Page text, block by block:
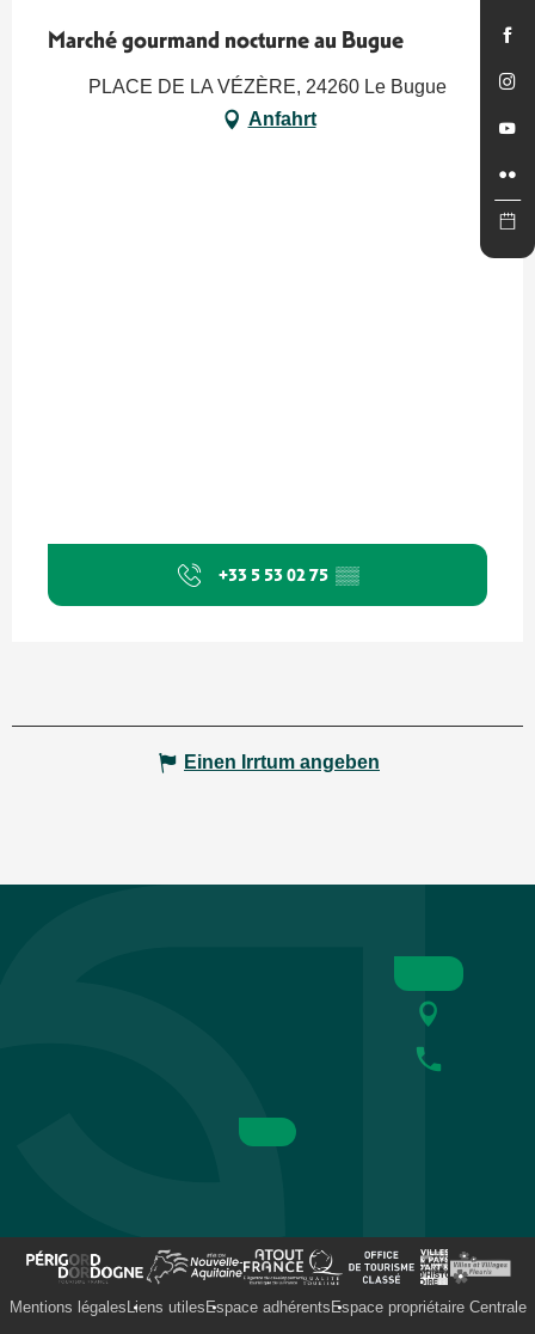
Marché gourmand nocturne au Bugue
PLACE DE LA VÉZÈRE, 24260 Le Bugue
Anfahrt
+33 5 53 02 75 ▒▒
Einen Irrtum angeben
Mentions légales Liens utiles Espace adhérents Espace propriétaire Centrale